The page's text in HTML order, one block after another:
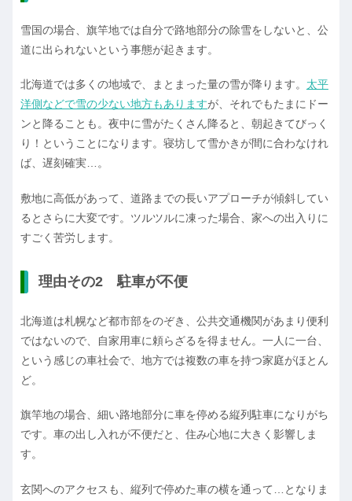
雪国の場合、旗竿地では自分で路地部分の除雪をしないと、公
道に出られないという事態が起きます。
北海道では多くの地域で、まとまった量の雪が降ります。 太平
洋側などで雪の少ない地方もありますが、それでもたまにドー
ンと降ることも。夜中に雪がたくさん降ると、朝起きてびっく
り！ということになります。寝坊して雪かきが間に合わなけれ
ば、遅刻確実…。
敷地に高低があって、道路までの長いアプローチが傾斜してい
るとさらに大変です。ツルツルに凍った場合、家への出入りに
すごく苦労します。
理由その2 駐車が不便
北海道は札幌など都市部をのぞき、公共交通機関があまり便利
ではないので、自家用車に頼らざるを得ません。一人に一台、
という感じの車社会で、地方では複数の車を持つ家庭がほとん
ど。
旗竿地の場合、細い路地部分に車を停める縦列駐車になりがち
です。車の出し入れが不便だと、住み心地に大きく影響しま
す。
玄関へのアクセスも、縦列で停めた車の横を通って…となりま